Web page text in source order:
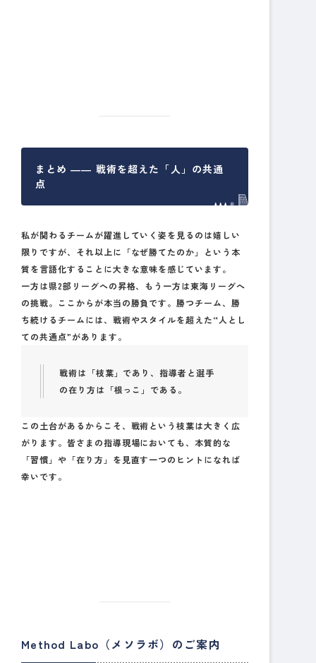
まとめ ―― 戦術を超えた「人」の共通
点
私が関わるチームが躍進していく姿を見るのは嬉しい
限りですが、それ以上に「なぜ勝てたのか」という本
質を言語化することに大きな意味を感じています。
一方は県2部リーグへの昇格、もう一方は東海リーグへ
の挑戦。ここからが本当の勝負です。勝つチーム、勝
ち続けるチームには、戦術やスタイルを超えた“人とし
ての共通点”があります。
戦術は「枝葉」であり、指導者と選手
の在り方は「根っこ」である。
この土台があるからこそ、戦術という枝葉は大きく広
がります。皆さまの指導現場においても、本質的な
「習慣」や「在り方」を見直す一つのヒントになれば
幸いです。
Method Labo（メソラボ）のご案内